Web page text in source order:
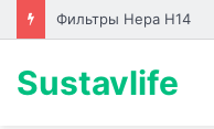
Фильтры Hepa Н14
Sustavlife